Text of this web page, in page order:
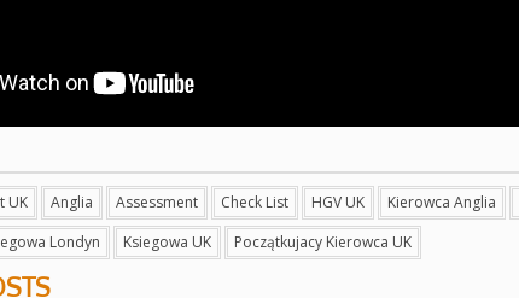
UK Anglia Assessment Check List HGV UK Kierowca Anglia
Londyn Ksiegowa UK Początkujacy Kierowca UK